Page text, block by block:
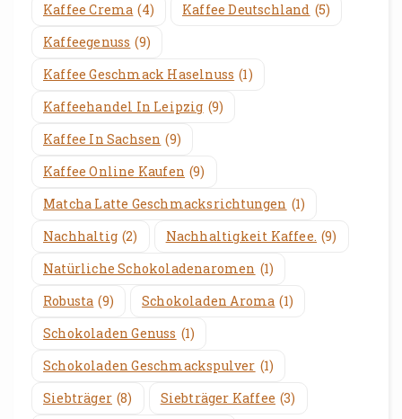
Kaffee Crema (4) Kaffee Deutschland (5)
Kaffeegenuss (9)
Kaffee Geschmack Haselnuss (1)
Kaffeehandel In Leipzig (9)
Kaffee In Sachsen (9)
Kaffee Online Kaufen (9)
Matcha Latte Geschmacksrichtungen (1)
Nachhaltig (2) Nachhaltigkeit Kaffee. (9)
Natürliche Schokoladenaromen (1)
Robusta (9) Schokoladen Aroma (1)
Schokoladen Genuss (1)
Schokoladen Geschmackspulver (1)
Siebträger (8) Siebträger Kaffee (3)